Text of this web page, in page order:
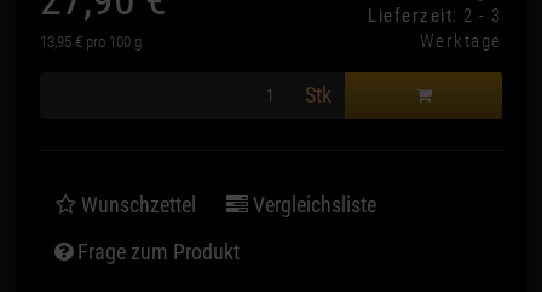
13,95 € pro 100 g
Lieferzeit: 2 - 3
Werktage
Stk
Wunschzettel
Vergleichsliste
Frage zum Produkt